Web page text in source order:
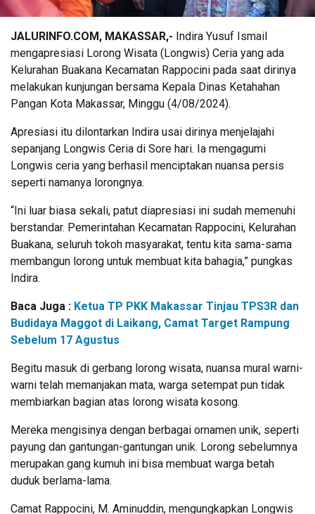
JALURINFO.COM, MAKASSAR,- Indira Yusuf Ismail
mengapresiasi Lorong Wisata (Longwis) Ceria yang ada
Kelurahan Buakana Kecamatan Rappocini pada saat dirinya
melakukan kunjungan bersama Kepala Dinas Ketahahan
Pangan Kota Makassar, Minggu (4/08/2024).
Apresiasi itu dilontarkan Indira usai dirinya menjelajahi
sepanjang Longwis Ceria di Sore hari. Ia mengagumi
Longwis ceria yang berhasil menciptakan nuansa persis
seperti namanya lorongnya.
“Ini luar biasa sekali, patut diapresiasi ini sudah memenuhi
berstandar. Pemerintahan Kecamatan Rappocini, Kelurahan
Buakana, seluruh tokoh masyarakat, tentu kita sama-sama
membangun lorong untuk membuat kita bahagia,” pungkas
Indira.
Baca Juga : Ketua TP PKK Makassar Tinjau TPS3R dan
Budidaya Maggot di Laikang, Camat Target Rampung
Sebelum 17 Agustus
Begitu masuk di gerbang lorong wisata, nuansa mural warni-
warni telah memanjakan mata, warga setempat pun tidak
membiarkan bagian atas lorong wisata kosong.
Mereka mengisinya dengan berbagai ornamen unik, seperti
payung dan gantungan-gantungan unik. Lorong sebelumnya
merupakan gang kumuh ini bisa membuat warga betah
duduk berlama-lama.
Camat Rappocini, M. Aminuddin, mengungkapkan Longwis